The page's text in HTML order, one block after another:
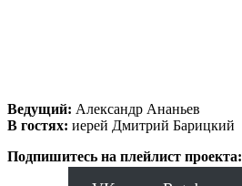
Ведущий: Александр Ананьев
В гостях: иерей Дмитрий Барицкий
Подпишитесь на плейлист проекта: